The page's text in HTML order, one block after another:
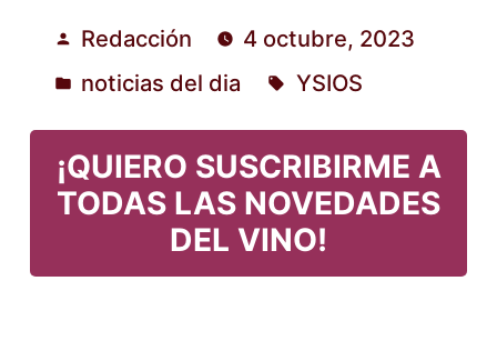
Publicado
por
Redacción 4 octubre, 2023
Publicado
en
noticias del dia YSIOS
¡QUIERO SUSCRIBIRME A
TODAS LAS NOVEDADES
DEL VINO!